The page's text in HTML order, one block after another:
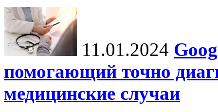
11.01.2024
помогающий точно
медицинские случаи